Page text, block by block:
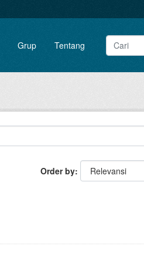
Grup Tentang
Order by